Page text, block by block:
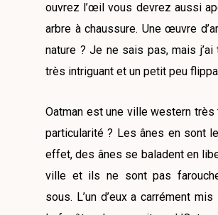
ouvrez l’œil vous devrez aussi
arbre à chaussure. Une œuvre
nature ? Je ne sais pas, mais j’ai
très intriguant et un petit peu
Oatman est une ville western très
particularité ? Les ânes en sont
effet, des ânes se baladent en
ville et ils ne sont pas
sous. L’un d’eux a carrément